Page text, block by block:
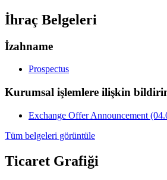
İhraç Belgeleri
İzahname
Prospectus
Kurumsal işlemlere ilişkin
Exchange Offer Announcement
Tüm belgeleri görüntüle
Ticaret Grafiği